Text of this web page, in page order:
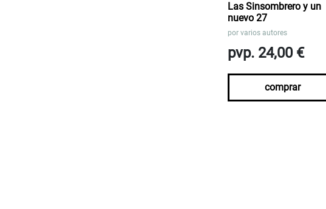
Las Sinsombrero y un
nuevo 27
por varios autores
pvp. 24,00 €
comprar